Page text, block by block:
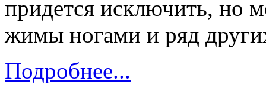
придется исключить, но
жимы ногами и ряд
Подробнее...